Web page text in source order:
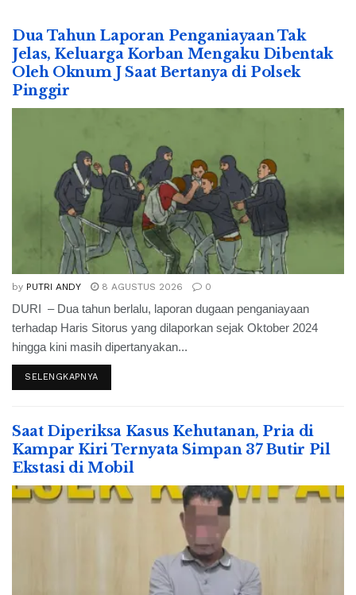
Dua Tahun Laporan Penganiayaan Tak
Jelas, Keluarga Korban Mengaku Dibentak
Oleh Oknum J Saat Bertanya di Polsek
Pinggir
by PUTRI ANDY 8 AGUSTUS 2026 0
DURI – Dua tahun berlalu, laporan dugaan penganiayaan
terhadap Haris Sitorus yang dilaporkan sejak Oktober 2024
hingga kini masih dipertanyakan...
SELENGKAPNYA
Saat Diperiksa Kasus Kehutanan, Pria di
Kampar Kiri Ternyata Simpan 37 Butir Pil
Ekstasi di Mobil